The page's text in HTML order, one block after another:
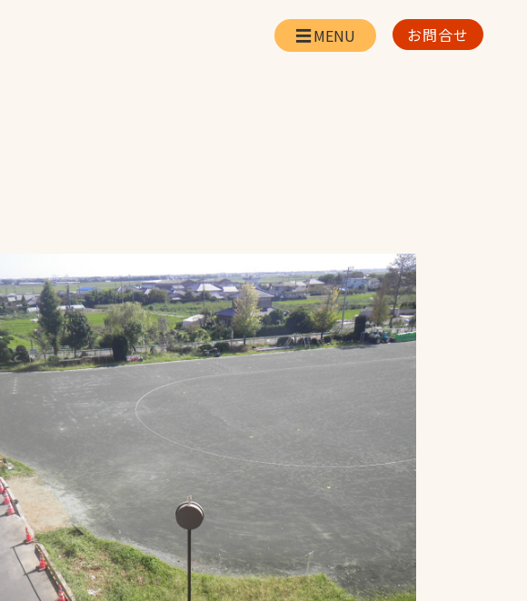
施工・管理実績一覧
アスリートパートナ
ー
採用情報
プライバシーポリシ
ソーシャルメディア
ポリシー
検索
お問合せ